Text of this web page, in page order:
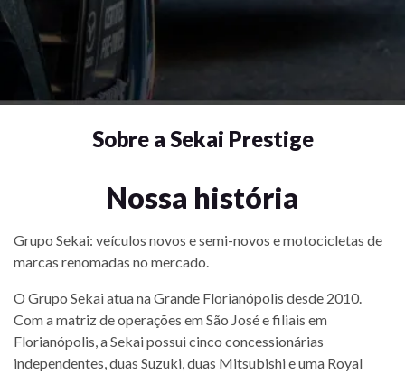
Sobre a Sekai Prestige
Nossa história
Grupo Sekai: veículos novos e semi-novos e motocicletas de
marcas renomadas no mercado.
O Grupo Sekai atua na Grande Florianópolis desde 2010.
Com a matriz de operações em São José e filiais em
Florianópolis, a Sekai possui cinco concessionárias
independentes, duas Suzuki, duas Mitsubishi e uma Royal